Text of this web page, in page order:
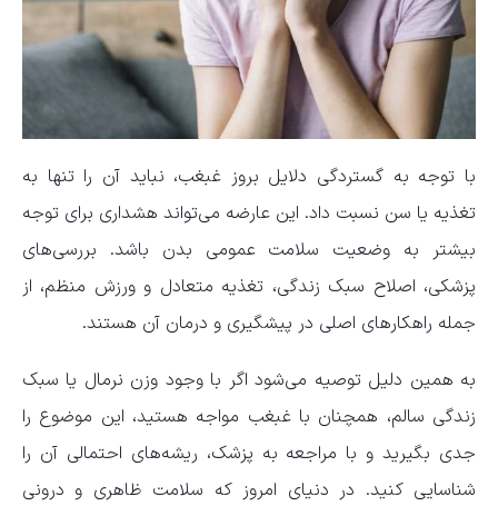
با توجه به گستردگی دلایل بروز غبغب، نباید آن را تنها به
تغذیه یا سن نسبت داد. این عارضه می‌تواند هشداری برای توجه
بیشتر به وضعیت سلامت عمومی بدن باشد. بررسی‌های
پزشکی، اصلاح سبک زندگی، تغذیه متعادل و ورزش منظم، از
جمله راهکارهای اصلی در پیشگیری و درمان آن هستند.
به همین دلیل توصیه می‌شود اگر با وجود وزن نرمال یا سبک
زندگی سالم، همچنان با غبغب مواجه هستید، این موضوع را
جدی بگیرید و با مراجعه به پزشک، ریشه‌های احتمالی آن را
شناسایی کنید. در دنیای امروز که سلامت ظاهری و درونی